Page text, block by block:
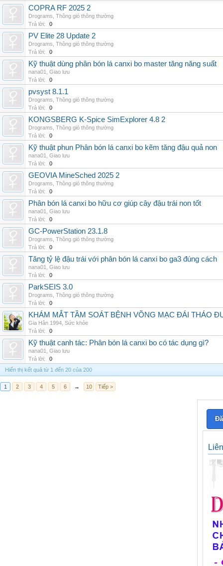
COPRA RF 2025 2
Drograms Thông gió thông thường
Trả lời:
0
PV Elite 28 Update 2
Drograms Thông gió thông thường
Trả lời:
0
Kỹ thuật dùng phân bón lá canxi bo master tăng năng suất
nana01
Giao lưu
Trả lời:
0
pvsyst 8.1.1
Drograms Thông gió thông thường
Trả lời:
0
KONGSBERG K-Spice SimExplorer 4.8 2
Drograms Thông gió thông thường
Trả lời:
0
Kỹ thuật phun Phân bón lá canxi bo kẽm tăng đậu quả non
nana01
Giao lưu
Trả lời:
0
GEOVIA MineSched 2025 2
Drograms Thông gió thông thường
Trả lời:
0
Phân bón lá canxi bo hữu cơ giúp cây đậu trái non tốt
nana01
Giao lưu
Trả lời:
0
GC-PowerStation 23.1.8
Drograms Thông gió thông thường
Trả lời:
0
Tăng tỷ lệ đậu trái với phân bón lá canxi bo ga3 đúng cách
nana01
Giao lưu
Trả lời:
0
ParkSEIS 3.0
Drograms Thông gió thông thường
Trả lời:
0
KHÁM MẮT TẦM SOÁT BỆNH VÕNG MẠC ĐÁI THÁO
Gia Hân 1994 Sức khỏe
Trả lời:
0
Kỹ thuật canh tác: Phân bón lá canxi bo có tác dụng gì?
nana01
Giao lưu
Trả lời:
0
Hiển thị kết quả từ 1 đến 20 của 200
1 2 3 4 5 6 → 10 Tiếp >